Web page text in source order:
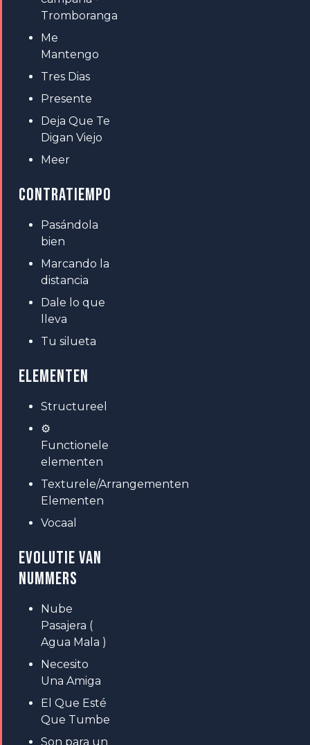
Tromboranga
Me
Mantengo
Tres Dias
Presente
Deja Que Te
Digan Viejo
Meer
CONTRATIEMPO
Pasándola
bien
Marcando la
distancia
Dale lo que
lleva
Tu silueta
ELEMENTEN
Structureel
⚙
Functionele
elementen
Texturele/Arrangementen
Elementen
Vocaal
EVOLUTIE VAN
NUMMERS
Nube
Pasajera (
Agua Mala )
Necesito
Una Amiga
El Que Esté
Que Tumbe
Son para un